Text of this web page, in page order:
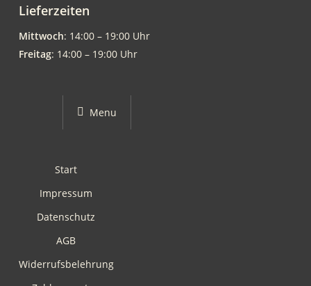
Lieferzeiten
Mittwoch: 14:00 – 19:00 Uhr
Freitag: 14:00 – 19:00 Uhr
Menu
Start
Impressum
Datenschutz
AGB
Widerrufsbelehrung